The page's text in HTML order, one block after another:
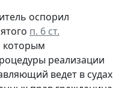
оспорил
п. 6 ст.
которым
реализации
ведет в судах